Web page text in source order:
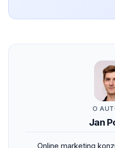
O
Jan
Online marketing